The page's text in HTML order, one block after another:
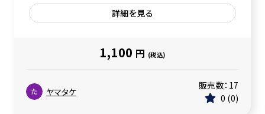
詳細を見る
1,100 円 (税込)
ヤマタケ
販売数： 17
0 0